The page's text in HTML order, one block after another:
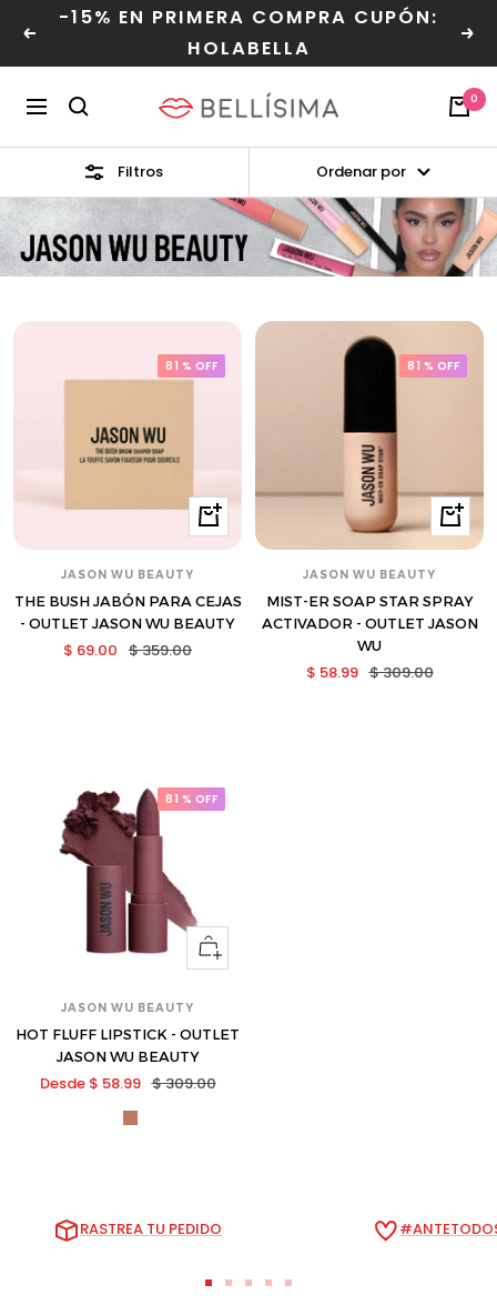
Read
Policy
Anterior
-15% EN PRIMERA COMPRA CUPÓN:
HOLABELLA
Navegación Bellisima 0
Filtros Ordenar por
81 % OFF
Comprar
JASON WU BEAUTY
THE BUSH JABÓN PARA CEJAS
- OUTLET JASON WU BEAUTY
Precio
$ 69.00 Precio
$ 359.00
81 % OFF
JASON WU BEAUTY
MIST-ER SOAP STAR SPRAY
ACTIVADOR - OUTLET JASON
WU
Precio
$ 58.99 Precio
$ 309.00
81 % OFF
Ver
opciones
JASON WU BEAUTY
HOT FLUFF LIPSTICK - OUTLET
JASON WU BEAUTY
Precio
Desde $ 58.99 Precio
$ 309.00
jas-
RASTREA TU PEDIDO
Ir
Ir
Ir
Ir
Ir